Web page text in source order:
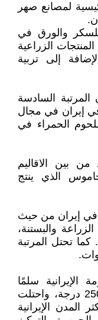
لمصانع صهر
والورق في
الزراعية
إلى تربية
السادسة
في إيران في مجال
الحمراء في
من بين الاقاليم
الذي ينتج
في إيران من حيث
والبستنة،
كما تحتل المرتبة
الإيرانية سلمًا
لتقييم تطور المدن الإيرانية يتضمن 250 درجة، واحتلت
المدن الإيرانية